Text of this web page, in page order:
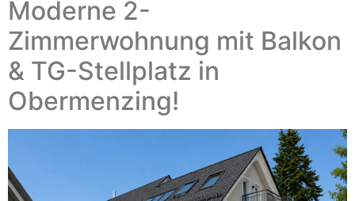
Moderne 2-
Zimmerwohnung mit Balkon
& TG-Stellplatz in
Obermenzing!